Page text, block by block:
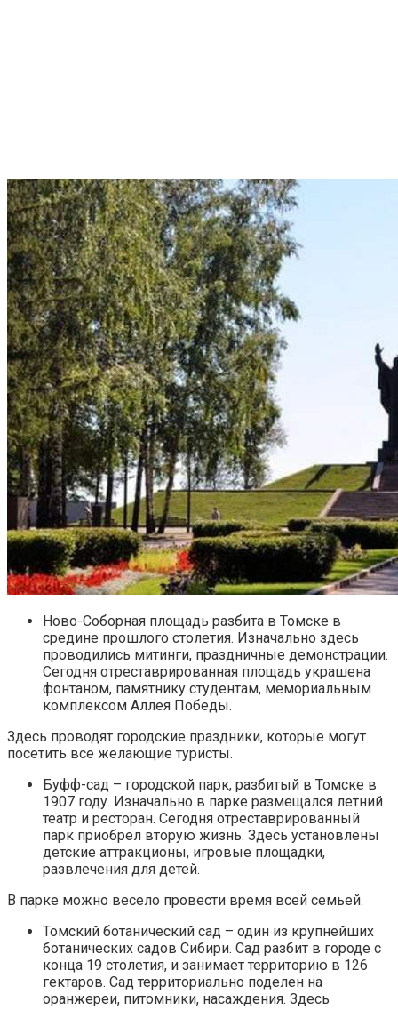
Ново-Соборная площадь разбита в Томске в
средине прошлого столетия. Изначально здесь
проводились митинги, праздничные демонстрации.
Сегодня отреставрированная площадь украшена
фонтаном, памятнику студентам, мемориальным
комплексом Аллея Победы.
Здесь проводят городские праздники, которые могут
посетить все желающие туристы.
Буфф-сад – городской парк, разбитый в Томске в
1907 году. Изначально в парке размещался летний
театр и ресторан. Сегодня отреставрированный
парк приобрел вторую жизнь. Здесь установлены
детские аттракционы, игровые площадки,
развлечения для детей.
В парке можно весело провести время всей семьей.
Томский ботанический сад – один из крупнейших
ботанических садов Сибири. Сад разбит в городе с
конца 19 столетия, и занимает территорию в 126
гектаров. Сад территориально поделен на
оранжереи, питомники, насаждения. Здесь